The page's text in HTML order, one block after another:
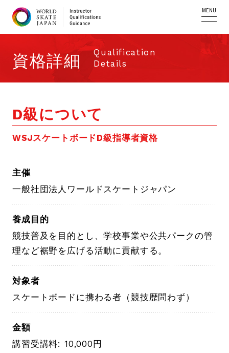
MENU
資格詳細
Qualification
Details
D級について
WSJスケートボードD級指導者資格
主催
一般社団法人ワールドスケートジャパン
養成目的
競技普及を目的とし、学校事業や公共パークの管
理など裾野を広げる活動に貢献する。
対象者
スケートボードに携わる者（競技歴問わず）
金額
講習受講料: 10,000円